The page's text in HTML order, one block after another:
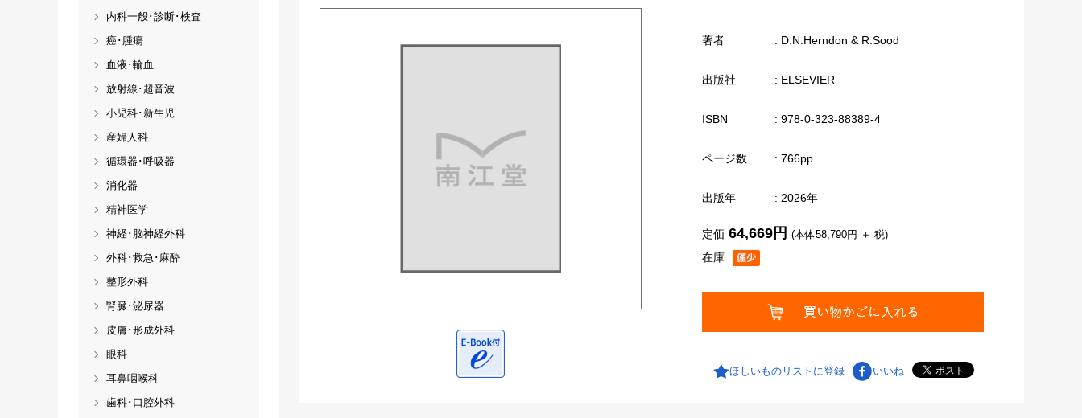
著者 : D.N.Herndon & R.Sood
出版社 : ELSEVIER
ISBN : 978-0-323-88389-4
ページ数 : 766pp.
出版年 : 2026年
在庫
定価 64,669円 (本体58,790円 ＋ 税)
ほしいものリストに登録 いいね
内科一般･診断･検査
癌･腫瘍
血液･輸血
放射線･超音波
小児科･新生児
産婦人科
循環器･呼吸器
消化器
精神医学
神経･脳神経外科
外科･救急･麻酔
整形外科
腎臓･泌尿器
皮膚･形成外科
眼科
耳鼻咽喉科
歯科･口腔外科